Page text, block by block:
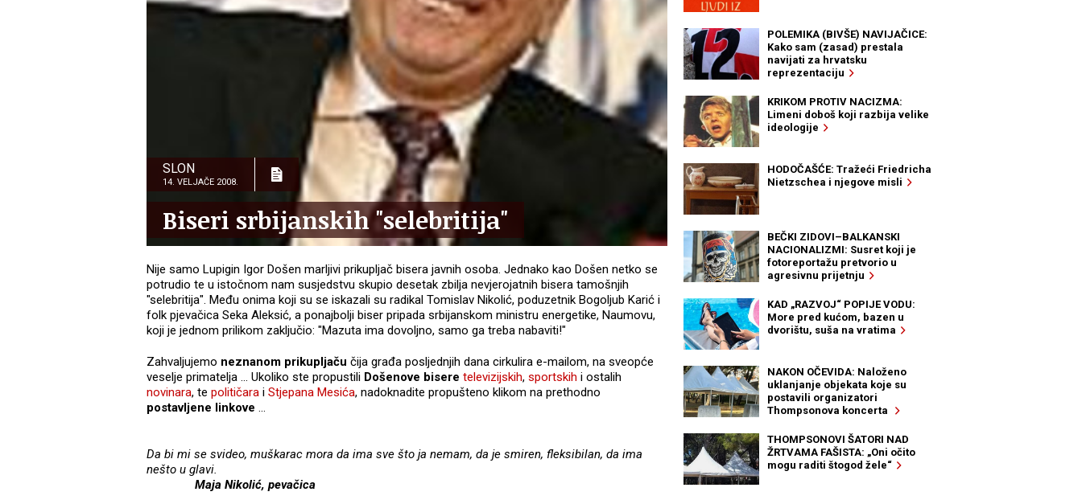
SLON
14. VELJAČE 2008.
Biseri srbijanskih "selebritija"
Nije samo Lupigin Igor Došen marljivi prikupljač bisera javnih osoba. Jednako kao Došen netko se
potrudio te u istočnom nam susjedstvu skupio desetak zbilja nevjerojatnih bisera tamošnjih
"selebritija". Među onima koji su se iskazali su radikal Tomislav Nikolić, poduzetnik Bogoljub Karić i
folk pjevačica Seka Aleksić, a ponajbolji biser pripada srbijanskom ministru energetike, Naumovu,
koji je jednom prilikom zaključio: "Mazuta ima dovoljno, samo ga treba nabaviti!"
Zahvaljujemo neznanom prikupljaču čija građa posljednjih dana cirkulira e-mailom, na sveopće
veselje primatelja ... Ukoliko ste propustili Došenove bisere televizijskih, sportskih i ostalih
novinara, te političara i Stjepana Mesića, nadoknadite propušteno klikom na prethodno
postavljene linkove ...
Da bi mi se svideo, muškarac mora da ima sve što ja nemam, da je smiren, fleksibilan, da ima
nešto u glavi.
Maja Nikolić, pevačica
POLEMIKA (BIVŠE) NAVIJAČICE:
Kako sam (zasad) prestala
navijati za hrvatsku
reprezentaciju
KRIKOM PROTIV NACIZMA:
Limeni doboš koji razbija velike
ideologije
HODOČAŠĆE: Tražeći Friedricha
Nietzschea i njegove misli
BEČKI ZIDOVI–BALKANSKI
NACIONALIZMI: Susret koji je
fotoreportažu pretvorio u
agresivnu prijetnju
KAD „RAZVOJ“ POPIJE VODU:
More pred kućom, bazen u
dvorištu, suša na vratima
NAKON OČEVIDA: Naloženo
uklanjanje objekata koje su
postavili organizatori
Thompsonova koncerta
THOMPSONOVI ŠATORI NAD
ŽRTVAMA FAŠISTA: „Oni očito
mogu raditi štogod žele“